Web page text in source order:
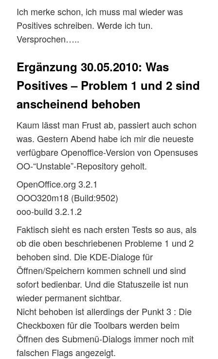
Ich merke schon, ich muss mal wieder was
Positives schreiben. Werde ich tun.
Versprochen…..
Ergänzung 30.05.2010: Was
Positives – Problem 1 und 2 sind
anscheinend behoben
Kaum lässt man Frust ab, passiert auch schon
was. Gestern Abend habe ich mir die neueste
verfügbare Openoffice-Version von Opensuses
OO-“Unstable”-Repository geholt.
OpenOffice.org 3.2.1
OOO320m18 (Build:9502)
ooo-build 3.2.1.2
Faktisch sieht es nach ersten Tests so aus, als
ob die oben beschriebenen Probleme 1 und 2
behoben sind. Die KDE-Dialoge für
Öffnen/Speichern kommen schnell und sind
sofort bedienbar. Und die Statuszeile ist nun
wieder permanent sichtbar.
Nicht behoben ist allerdings der Punkt 3 : Die
Checkboxen für die Toolbars werden beim
Öffnen des Submenü-Dialogs immer noch mit
falschen Flags angezeigt.